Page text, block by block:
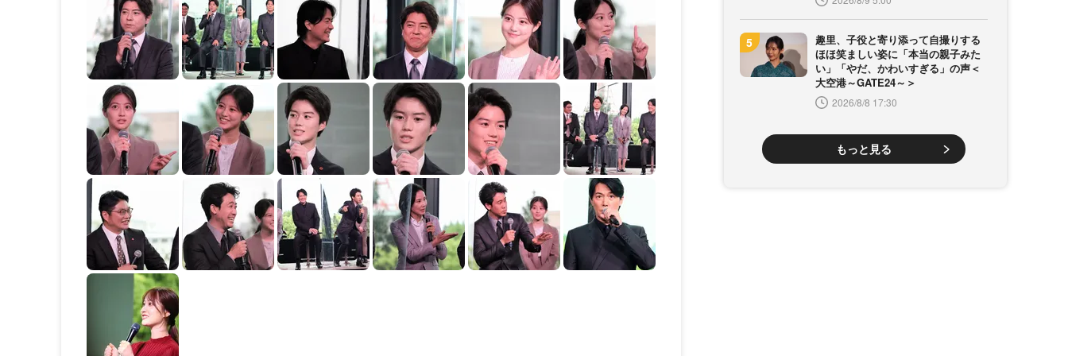
趣里、子役と寄り添って自撮りする
ほほ笑ましい姿に「本当の親子みた
い」「やだ、かわいすぎる」の声＜
大空港～GATE24～＞
2026/8/8 17:30
もっと見る